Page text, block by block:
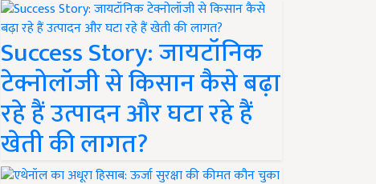
Success Story: जायटॉनिक
टेक्नोलॉजी से किसान कैसे बढ़ा
रहे हैं उत्पादन और घटा रहे हैं
खेती की लागत?